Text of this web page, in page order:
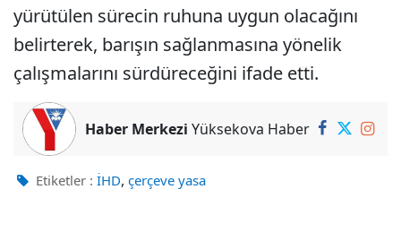
yürütülen sürecin ruhuna uygun olacağını
belirterek, barışın sağlanmasına yönelik
çalışmalarını sürdüreceğini ifade etti.
Haber Merkezi Yüksekova Haber
Etiketler : İHD, çerçeve yasa